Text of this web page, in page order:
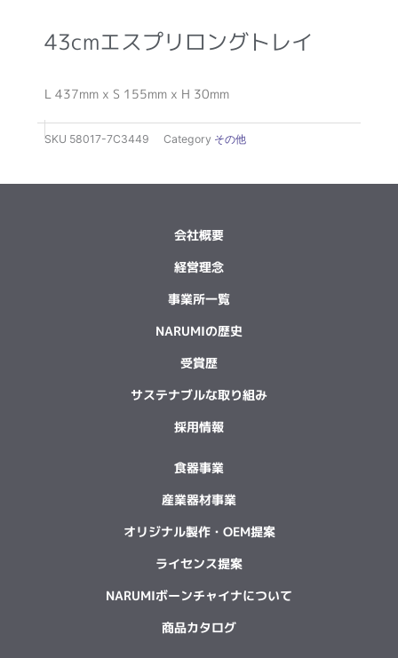
43cmエスプリロングトレイ
L 437mm x S 155mm x H 30mm
SKU 58017-7C3449 Category その他
会社概要
経営理念
事業所一覧
NARUMIの歴史
受賞歴
サステナブルな取り組み
採用情報
食器事業
産業器材事業
オリジナル製作・OEM提案
ライセンス提案
NARUMIボーンチャイナについて
商品カタログ